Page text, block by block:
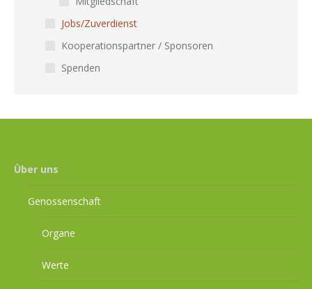
Jobs/Zuverdienst
Kooperationspartner / Sponsoren
Spenden
Über uns
Genossenschaft
Organe
Werte